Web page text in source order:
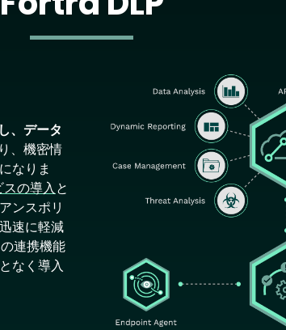
、データ
、機密情
なりま
の導入と
ンスポリ
速に軽減
連携機能
なく導入